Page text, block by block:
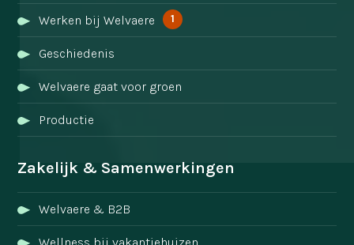
Werken bij Welvaere 1
Geschiedenis
Welvaere gaat voor groen
Productie
Zakelijk & Samenwerkingen
Welvaere & B2B